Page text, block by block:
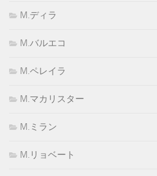
M.ディラ
M.バルエコ
M.ペレイラ
M.マカリスター
M.ミラン
M.リョベート